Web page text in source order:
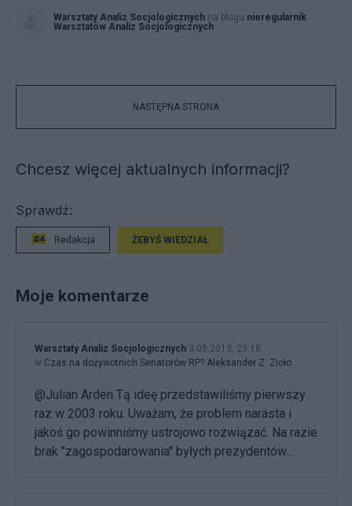
Warsztaty Analiz Socjologicznych na blogu nieregularnik
Warsztatów Analiz Socjologicznych
NASTĘPNA STRONA
Chcesz więcej aktualnych informacji?
Sprawdź:
Redakcja ŻEBYŚ WIEDZIAŁ
Moje komentarze
Warsztaty Analiz Socjologicznych 3.05.2013, 23:16
w Czas na dożywotnich Senatorów RP? Aleksander Z. Zioło
@Julian Arden Tą ideę przedstawiliśmy pierwszy
raz w 2003 roku. Uważam, że problem narasta i
jakoś go powinniśmy ustrojowo rozwiązać. Na razie
brak "zagospodarowania" byłych prezydentów...